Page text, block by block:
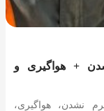
+ هواگیری و
نشدن، هواگیری،